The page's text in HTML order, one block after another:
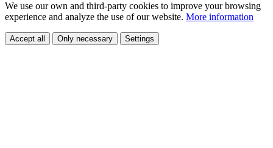
We use our own and third-party cookies to improve your browsing
experience and analyze the use of our website. More information
Accept all Only necessary Settings